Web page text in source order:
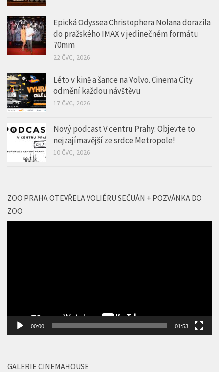
Epická Odyssea Christophera Nolana dorazila
do pražského IMAX v jedinečném formátu
70mm
22 ČVC, 2026
Léto v kině a šance na Volvo. Cinema City
odmění každou návštěvu
17 ČVC, 2026
Nový podcast V centru Prahy: Objevte to
nejzajímavější ze srdce Metropole!
10 ČVC, 2026
ZOO PRAHA OTEVŘELA VOLIÉRU SEČUÁN + POZVÁNKA DO
ZOO
00:00 01:53
GALERIE CINEMAHOUSE